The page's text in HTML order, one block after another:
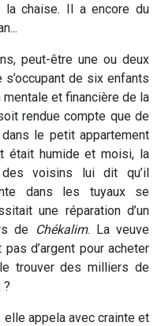
la chaise. Il a encore du
peut-être une ou deux
de six enfants
et financière de la
rendue compte que de
le petit appartement
était humide et moisi, la
des voisins lui dit qu’il
dans les tuyaux se
une réparation d’un
de Chékalim. La veuve
pas d’argent pour acheter
trouver des milliers de
?
appela avec crainte et